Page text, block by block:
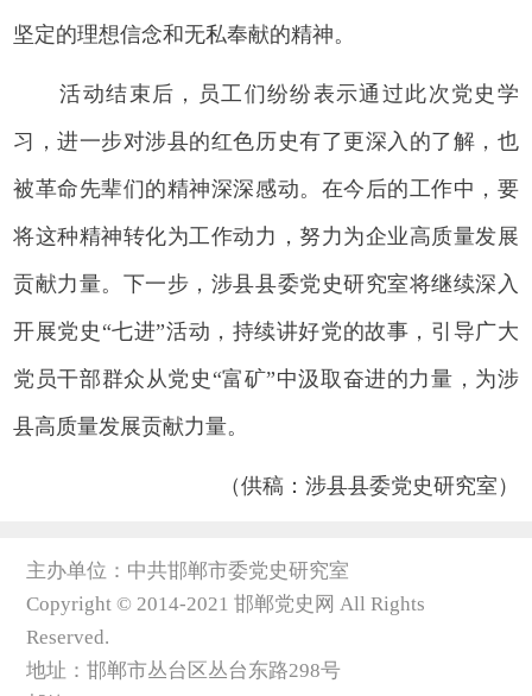
坚定的理想信念和无私奉献的精神。
活动结束后，员工们纷纷表示通过此次党史学
习，进一步对涉县的红色历史有了更深入的了解，也
被革命先辈们的精神深深感动。在今后的工作中，要
将这种精神转化为工作动力，努力为企业高质量发展
贡献力量。下一步，涉县县委党史研究室将继续深入
开展党史“七进”活动，持续讲好党的故事，引导广大
党员干部群众从党史“富矿”中汲取奋进的力量，为涉
县高质量发展贡献力量。
（供稿：涉县县委党史研究室）
主办单位：中共邯郸市委党史研究室
Copyright © 2014-2021 邯郸党史网 All Rights
Reserved.
地址：邯郸市丛台区丛台东路298号